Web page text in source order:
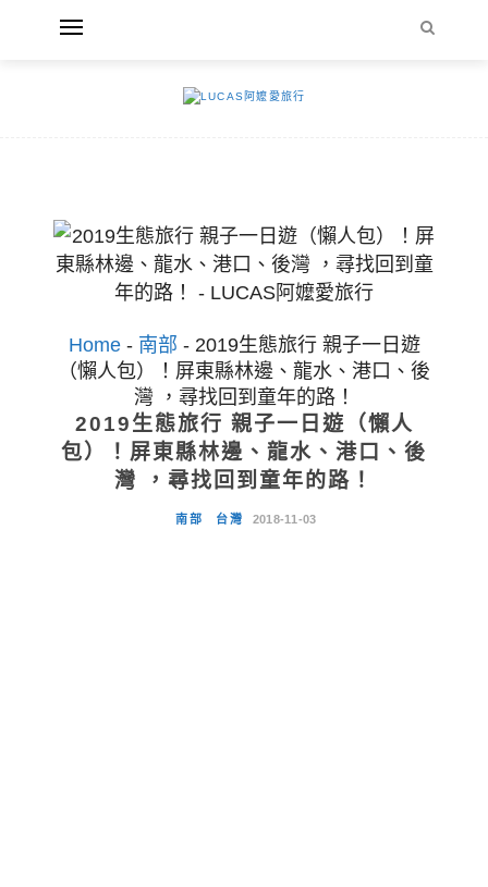
Home- 南部 - 2019生態旅行 親子一日遊
（懶人包）！屏東縣林邊、龍水、港口、後
灣 ，尋找回到童年的路！
2019生態旅行 親子一日遊（懶人
包）！屏東縣林邊、龍水、港口、後
灣 ，尋找回到童年的路！
南部 台灣 2018-11-03